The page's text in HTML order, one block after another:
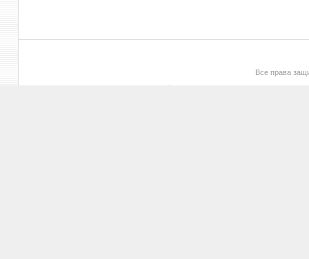
Все права